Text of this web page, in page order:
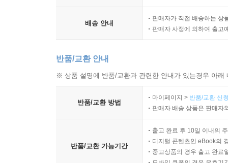
배송 안내
판매자가 직접 배송하는 상
판매자 사정에 의하여 출고
반품/교환 안내
※ 상품 설명에 반품/교환과 관련한 안내가 있는경우 아
반품/교환 방법
마이페이지 > 반품/교환 신
판매자 배송 상품은 판매자
반품/교환 가능기간
출고 완료 후 10일 이내의
디지털 콘텐츠인 eBook의
중고상품의 경우 출고 완료